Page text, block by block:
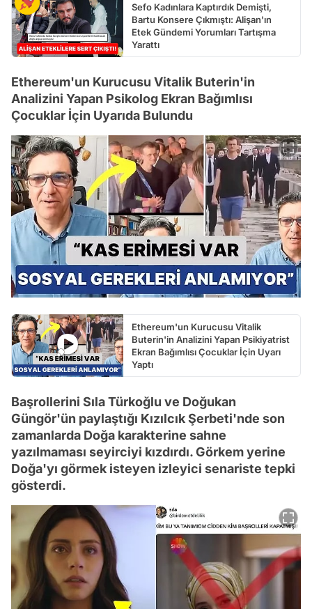
Sefo Kadınlara Kaptırdık Demişti,
Bartu Konsere Çıkmıştı: Alişan'ın
Etek Gündemi Yorumları Tartışma
Yarattı
Ethereum'un Kurucusu Vitalik Buterin'in
Analizini Yapan Psikolog Ekran Bağımlısı
Çocuklar İçin Uyarıda Bulundu
Ethereum'un Kurucusu Vitalik
Buterin'in Analizini Yapan Psikiyatrist
Ekran Bağımlısı Çocuklar İçin Uyarı
Yaptı
Başrollerini Sıla Türkoğlu ve Doğukan
Güngör'ün paylaştığı Kızılcık Şerbeti'nde son
zamanlarda Doğa karakterine sahne
yazılmaması seyirciyi kızdırdı. Görkem yerine
Doğa'yı görmek isteyen izleyici senariste tepki
gösterdi.